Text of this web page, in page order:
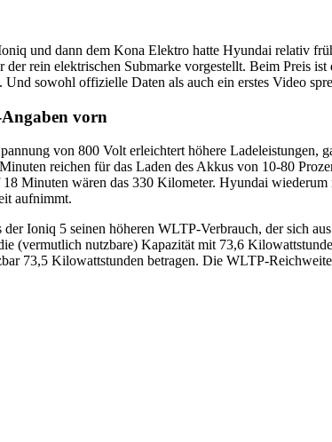
und dann dem Kona Elektro hatte Hyundai relativ
der rein elektrischen Submarke vorgestellt. Beim Preis
Und sowohl offizielle Daten als auch ein erstes Video
vorn
von 800 Volt erleichtert höhere Ladeleistungen,
reichen für das Laden des Akkus von 10-80
Minuten wären das 330 Kilometer. Hyundai
aufnimmt.
der Ioniq 5 seinen höheren WLTP-Verbrauch, der sich
(vermutlich nutzbare) Kapazität mit 73,6
73,5 Kilowattstunden betragen. Die WLTP-